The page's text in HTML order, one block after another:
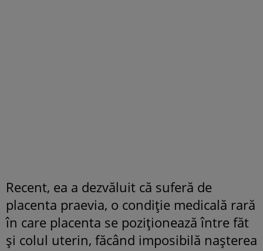
Recent, ea a dezvăluit că suferă de
placenta praevia, o condiție medicală rară
în care placenta se poziționează între făt
și colul uterin, făcând imposibilă nașterea